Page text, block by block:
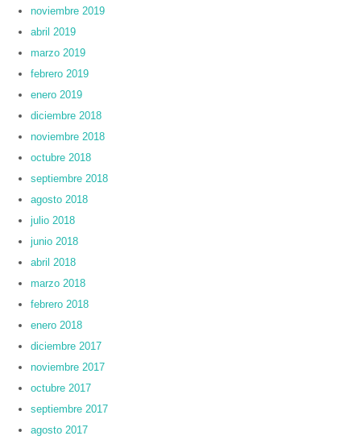
noviembre 2019
abril 2019
marzo 2019
febrero 2019
enero 2019
diciembre 2018
noviembre 2018
octubre 2018
septiembre 2018
agosto 2018
julio 2018
junio 2018
abril 2018
marzo 2018
febrero 2018
enero 2018
diciembre 2017
noviembre 2017
octubre 2017
septiembre 2017
agosto 2017